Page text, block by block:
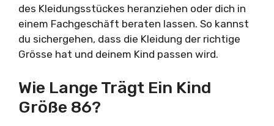
des Kleidungsstückes heranziehen oder dich in
einem Fachgeschäft beraten lassen. So kannst
du sichergehen, dass die Kleidung der richtige
Grösse hat und deinem Kind passen wird.
Wie Lange Trägt Ein Kind
Größe 86?